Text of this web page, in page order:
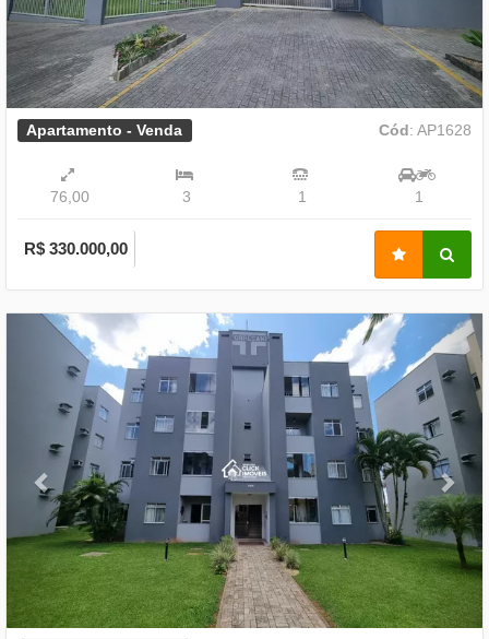
Apartamento - Venda Cód: AP1628
76,00 3 1 1
R$ 330.000,00
Previous